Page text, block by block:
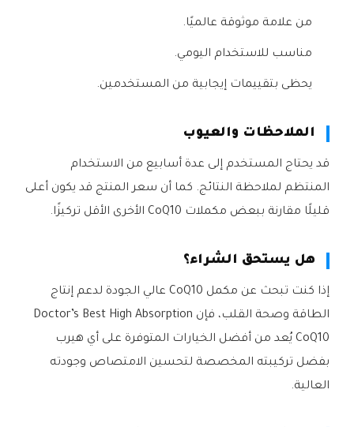
من علامة موثوقة عالميًا.
مناسب للاستخدام اليومي.
يحظى بتقييمات إيجابية من المستخدمين.
الملاحظات والعيوب
قد يحتاج المستخدم إلى عدة أسابيع من الاستخدام
المنتظم لملاحظة النتائج. كما أن سعر المنتج قد يكون أعلى
قليلًا مقارنة ببعض مكملات CoQ10 الأخرى الأقل تركيزًا.
هل يستحق الشراء؟
إذا كنت تبحث عن مكمل CoQ10 عالي الجودة لدعم إنتاج
الطاقة وصحة القلب، فإن Doctor’s Best High Absorption
CoQ10 يُعد من أفضل الخيارات المتوفرة على أي هيرب
بفضل تركيبته المخصصة لتحسين الامتصاص وجودته
العالية.